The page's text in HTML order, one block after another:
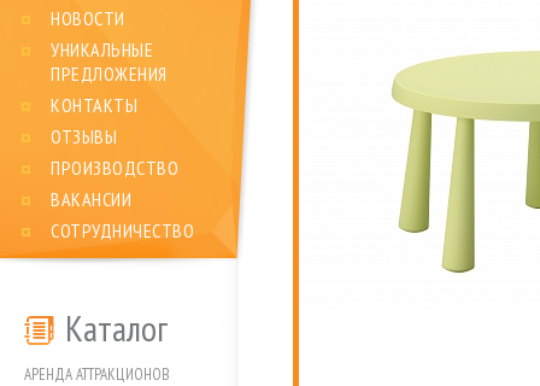
НОВОСТИ
УНИКАЛЬНЫЕ
ПРЕДЛОЖЕНИЯ
КОНТАКТЫ
ОТЗЫВЫ
ПРОИЗВОДСТВО
ВАКАНСИИ
СОТРУДНИЧЕСТВО
Каталог
АРЕНДА АТТРАКЦИОНОВ